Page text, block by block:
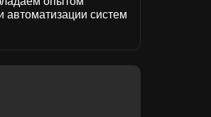
автоматизации систем